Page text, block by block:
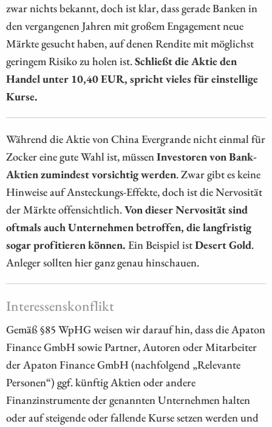
zwar nichts bekannt, doch ist klar, dass gerade Banken in
den vergangenen Jahren mit großem Engagement neue
Märkte gesucht haben, auf denen Rendite mit möglichst
geringem Risiko zu holen ist.Schließt die Aktie den
Handel unter 10,40 EUR, spricht vieles für einstellige
Kurse.
Während die Aktie von China Evergrande nicht einmal für
Zocker eine gute Wahl ist, müssenInvestoren von Bank-
Aktien zumindest vorsichtig werden. Zwar gibt es keine
Hinweise auf Ansteckungs-Effekte, doch ist die Nervosität
der Märkte offensichtlich.Von dieser Nervosität sind
oftmals auch Unternehmen betroffen, die langfristig
sogar profitieren können. Ein Beispiel istDesert Gold.
Anleger sollten hier ganz genau hinschauen.
Interessenskonflikt
Gemäß §85 WpHG weisen wir darauf hin, dass die Apaton
Finance GmbH sowie Partner, Autoren oder Mitarbeiter
der Apaton Finance GmbH (nachfolgend „Relevante
Personen“) ggf. künftig Aktien oder andere
Finanzinstrumente der genannten Unternehmen halten
oder auf steigende oder fallende Kurse setzen werden und